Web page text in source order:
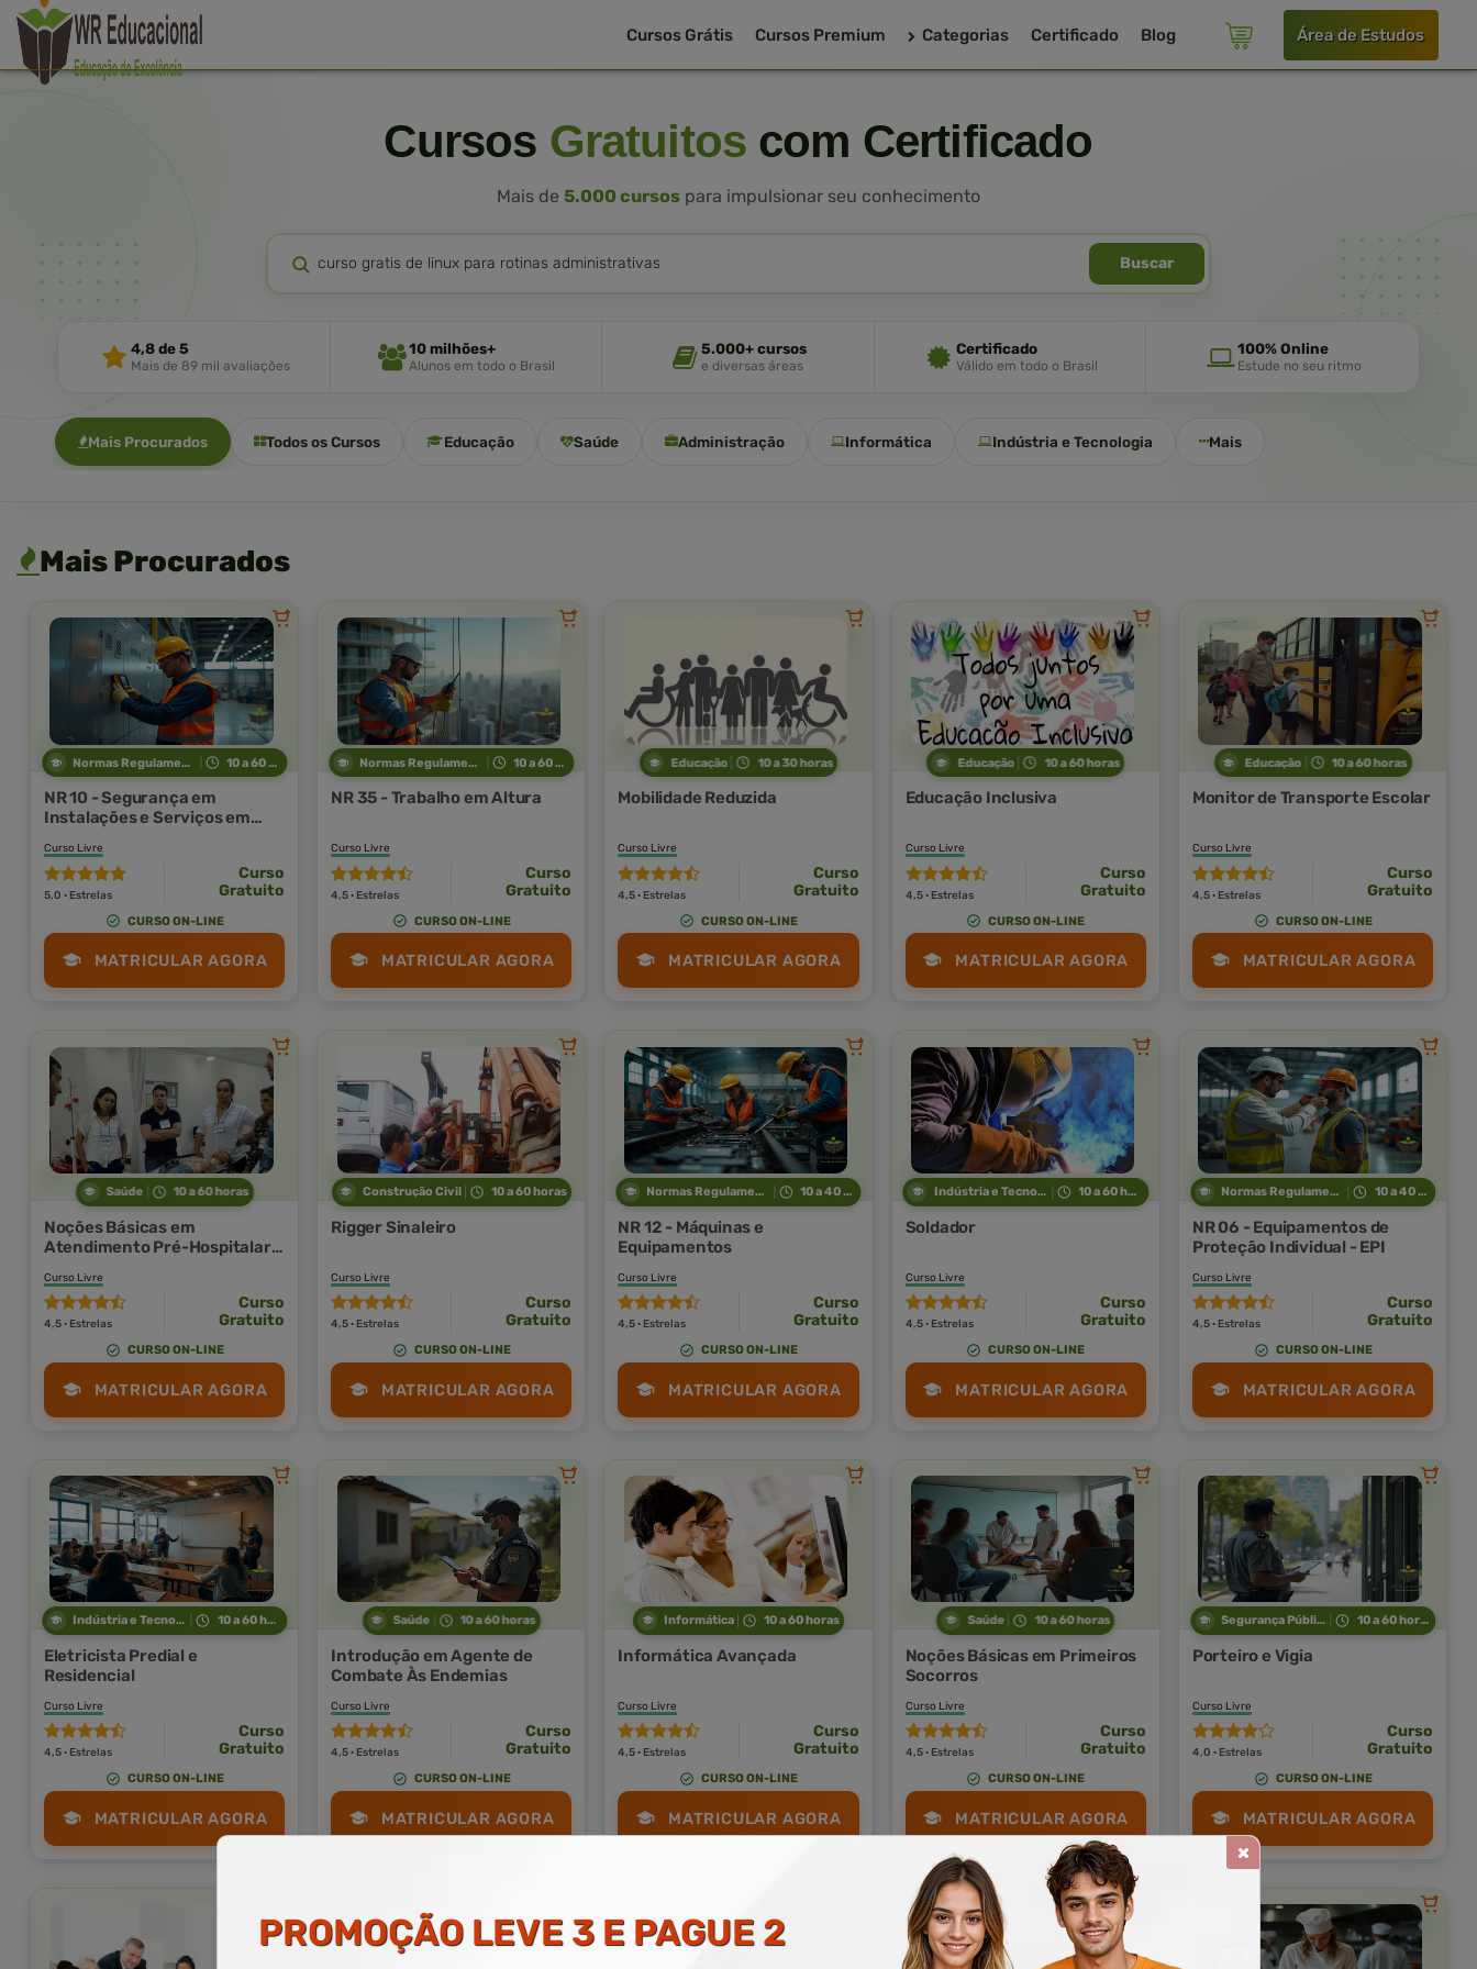
Cursos Grátis Cursos Premium Categorias Certificado Blog Área de Estudos
Cursos Gratuitos com Certificado
Mais de 5.000 cursos para impulsionar seu conhecimento
Buscar
4,8 de 5
Mais de 89 mil avaliações
10 milhões+
Alunos em todo o Brasil
5.000+ cursos
e diversas áreas
Certificado
Válido em todo o Brasil
100% Online
Estude no seu ritmo
Mais Procurados Todos os Cursos Educação Saúde Administração Informática Indústria e Tecnologia Mais
Mais Procurados
Normas Regulamentadoras 10 a 60 horas
NR 10 - Segurança em
Instalações e Serviços em
Curso Livre
5,0 · Estrelas
Curso
Gratuito
CURSO ON-LINE
MATRICULAR AGORA
Normas Regulamentadoras 10 a 60 horas
NR 35 - Trabalho em Altura
Curso Livre
4,5 · Estrelas
Curso
Gratuito
CURSO ON-LINE
MATRICULAR AGORA
Educação 10 a 30 horas
Mobilidade Reduzida
Curso Livre
4,5 · Estrelas
Curso
Gratuito
CURSO ON-LINE
MATRICULAR AGORA
Educação 10 a 60 horas
Educação Inclusiva
Curso Livre
4,5 · Estrelas
Curso
Gratuito
CURSO ON-LINE
MATRICULAR AGORA
Educação 10 a 60 horas
Monitor de Transporte Escolar
Curso Livre
4,5 · Estrelas
Curso
Gratuito
CURSO ON-LINE
MATRICULAR AGORA
Saúde 10 a 60 horas
Noções Básicas em
Atendimento Pré-Hospitalar
Vida (SBV)
Curso Livre
4,5 · Estrelas
Curso
Gratuito
CURSO ON-LINE
MATRICULAR AGORA
Construção Civil 10 a 60 horas
Rigger Sinaleiro
Curso Livre
4,5 · Estrelas
Curso
Gratuito
CURSO ON-LINE
MATRICULAR AGORA
Normas Regulamentadoras 10 a 40 horas
NR 12 - Máquinas e
Equipamentos
Curso Livre
4,5 · Estrelas
Curso
Gratuito
CURSO ON-LINE
MATRICULAR AGORA
Indústria e Tecnologia 10 a 60 horas
Soldador
Curso Livre
4,5 · Estrelas
Curso
Gratuito
CURSO ON-LINE
MATRICULAR AGORA
Normas Regulamentadoras 10 a 40 horas
NR 06 - Equipamentos de
Proteção Individual - EPI
Curso Livre
4,5 · Estrelas
Curso
Gratuito
CURSO ON-LINE
MATRICULAR AGORA
Indústria e Tecnologia 10 a 60 horas
Eletricista Predial e
Residencial
Curso Livre
4,5 · Estrelas
Curso
Gratuito
CURSO ON-LINE
MATRICULAR AGORA
Saúde 10 a 60 horas
Introdução em Agente de
Combate Às Endemias
Curso Livre
4,5 · Estrelas
Curso
Gratuito
CURSO ON-LINE
MATRICULAR AGORA
Informática 10 a 60 horas
Informática Avançada
Curso Livre
4,5 · Estrelas
Curso
Gratuito
CURSO ON-LINE
MATRICULAR AGORA
Saúde 10 a 60 horas
Noções Básicas em Primeiros
Socorros
Curso Livre
4,5 · Estrelas
Curso
Gratuito
CURSO ON-LINE
MATRICULAR AGORA
Segurança Pública 10 a 60 horas
Porteiro e Vigia
Curso Livre
4,0 · Estrelas
Curso
Gratuito
CURSO ON-LINE
MATRICULAR AGORA
PROMOÇÃOLEVE 3 E PAGUE 2